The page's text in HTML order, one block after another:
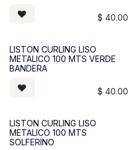
$ 40.00
LISTON CURLING LISO
METALICO 100 MTS VERDE
BANDERA
$ 40.00
LISTON CURLING LISO
METALICO 100 MTS
SOLFERINO